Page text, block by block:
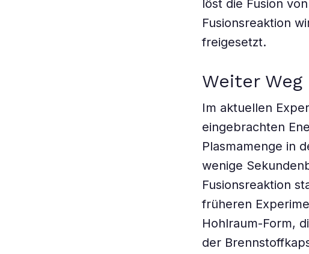
löst die Fusion
Fusionsreaktion
freigesetzt.
Weiter
Im aktuellen
eingebrachten
Plasmamenge in
wenige
Fusionsreaktion
früheren
Hohlraum-Form,
der